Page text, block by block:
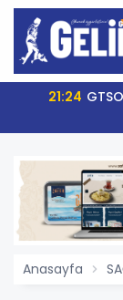
21:24
Anasayfa